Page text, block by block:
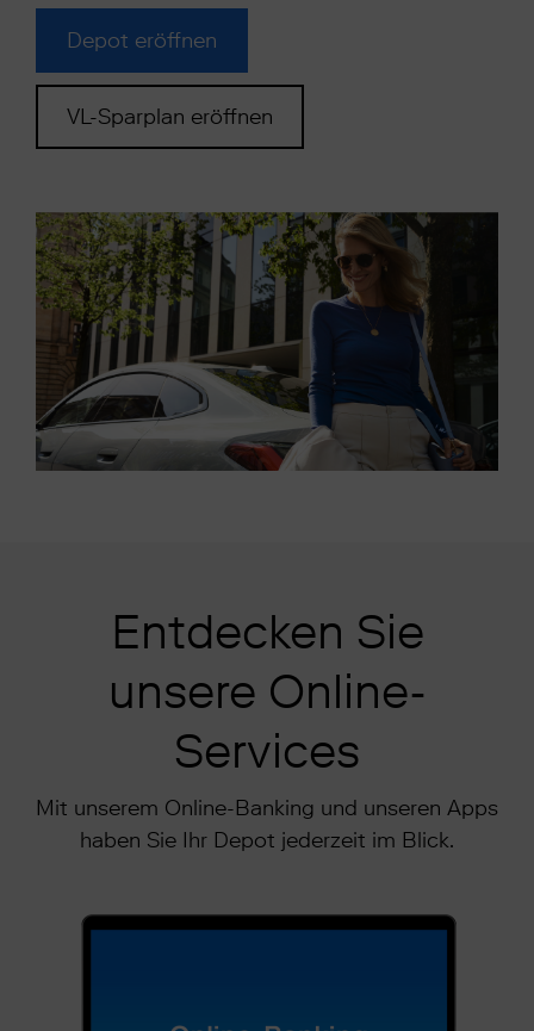
Depot eröffnen
VL-Sparplan eröffnen
Entdecken Sie
unsere Online-
Services
Mit unserem Online-Banking und unseren Apps
haben Sie Ihr Depot jederzeit im Blick.